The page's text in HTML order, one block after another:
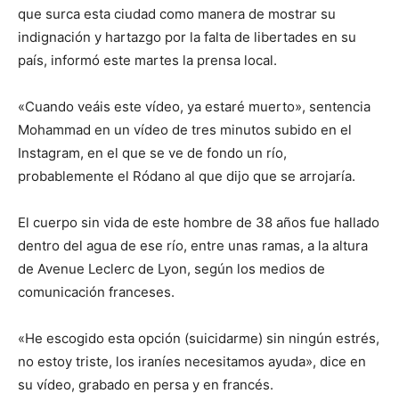
que surca esta ciudad como manera de mostrar su
indignación y hartazgo por la falta de libertades en su
país, informó este martes la prensa local.
«Cuando veáis este vídeo, ya estaré muerto», sentencia
Mohammad en un vídeo de tres minutos subido en el
Instagram, en el que se ve de fondo un río,
probablemente el Ródano al que dijo que se arrojaría.
El cuerpo sin vida de este hombre de 38 años fue hallado
dentro del agua de ese río, entre unas ramas, a la altura
de Avenue Leclerc de Lyon, según los medios de
comunicación franceses.
«He escogido esta opción (suicidarme) sin ningún estrés,
no estoy triste, los iraníes necesitamos ayuda», dice en
su vídeo, grabado en persa y en francés.